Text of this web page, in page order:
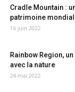
Cradle Mountain :
patrimoine mondial
16 juin 2022
Rainbow Region,
avec la nature
24 mai 2022